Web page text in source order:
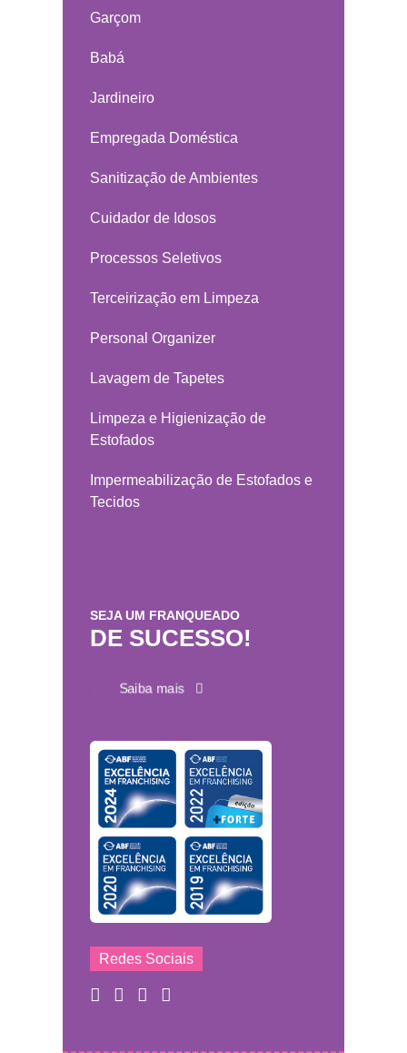
Garçom
Babá
Jardineiro
Empregada Doméstica
Sanitização de Ambientes
Cuidador de Idosos
Processos Seletivos
Terceirização em Limpeza
Personal Organizer
Lavagem de Tapetes
Limpeza e Higienização de
Estofados
Impermeabilização de Estofados e
Tecidos
SEJA UM FRANQUEADO
DE SUCESSO!
Saiba mais
Redes Sociais